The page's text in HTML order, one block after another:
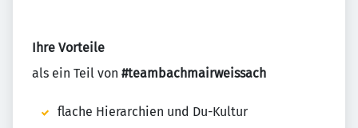
Ihre Vorteile
als ein Teil von #teambachmairweissach
flache Hierarchien und Du-Kultur